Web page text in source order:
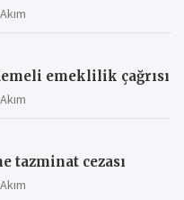
emeklilik çağrısı
tazminat cezası